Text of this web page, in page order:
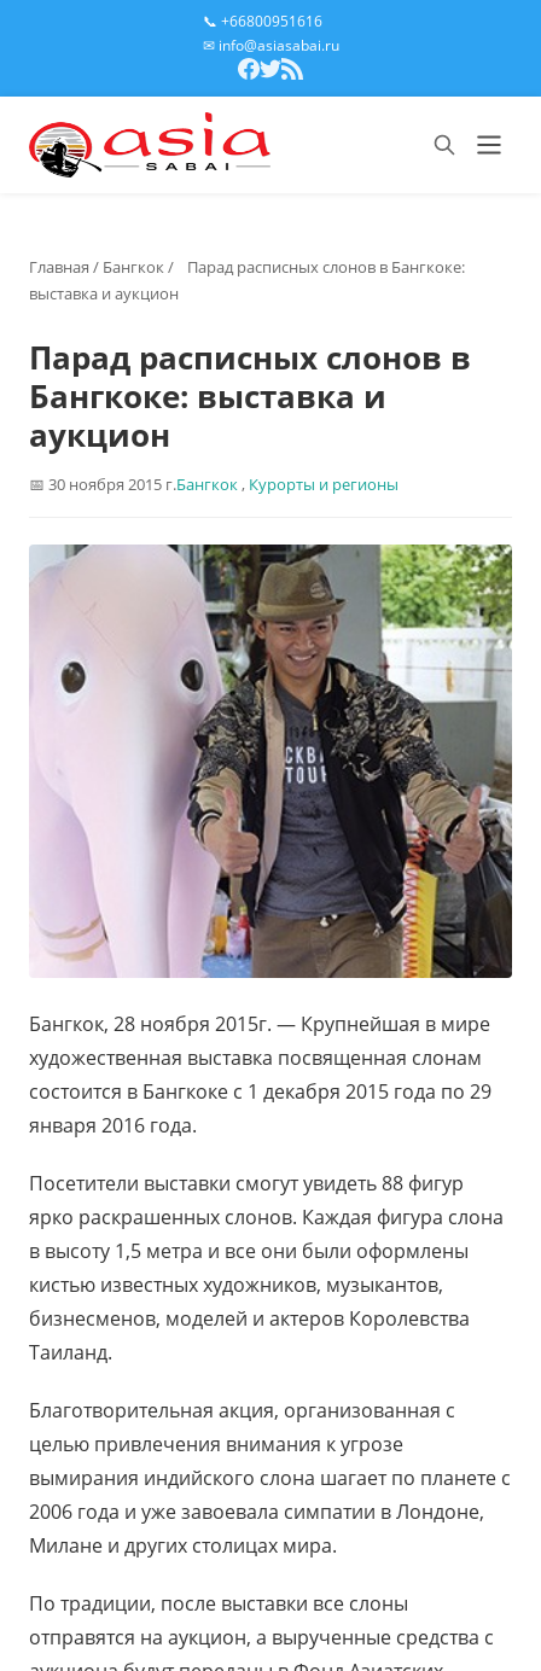
📞 +66800951616
✉ info@asiasabai.ru
Главная / Бангкок/
Парад расписных слонов в Бангкоке:
выставка и аукцион
Парад расписных слонов в
Бангкоке: выставка и
аукцион
30 ноября 2015 г.Бангкок, Курорты и регионы
Бангкок, 28 ноября 2015г. — Крупнейшая в мире
художественная выставка посвященная слонам
состоится в Бангкоке с 1 декабря 2015 года по 29
января 2016 года.
Посетители выставки смогут увидеть 88 фигур
ярко раскрашенных слонов. Каждая фигура слона
в высоту 1,5 метра и все они были оформлены
кистью известных художников, музыкантов,
бизнесменов, моделей и актеров Королевства
Таиланд.
Благотворительная акция, организованная с
целью привлечения внимания к угрозе
вымирания индийского слона шагает по планете с
2006 года и уже завоевала симпатии в Лондоне,
Милане и других столицах мира.
По традиции, после выставки все слоны
отправятся на аукцион, а вырученные средства с